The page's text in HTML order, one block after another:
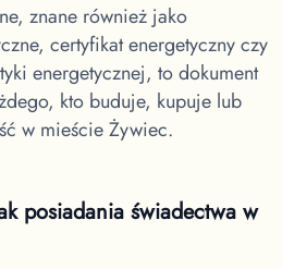
znane również jako
certyfikat energetyczny czy
energetycznej, to dokument
kto buduje, kupuje lub
w mieście Żywiec.
posiadania świadectwa w